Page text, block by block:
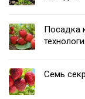
Посадка
Семь